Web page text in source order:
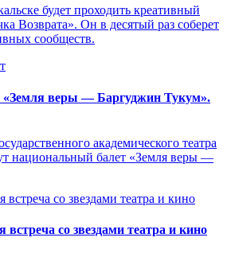
будет проходить креативный
Возврата». Он в десятый раз соберет
сообществ.
«Земля веры — Баргуджин Тукум‎».
академического театра
национальный балет «Земля веры —
со звездами театра и кино